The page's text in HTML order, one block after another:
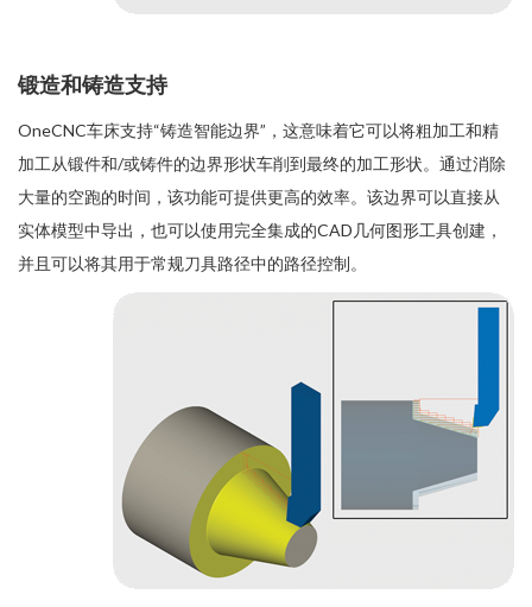
锻造和铸造支持
OneCNC车床支持“铸造智能边界”，这意味着它可以将粗加工和精
加工从锻件和/或铸件的边界形状车削到最终的加工形状。通过消除
大量的空跑的时间，该功能可提供更高的效率。该边界可以直接从
实体模型中导出，也可以使用完全集成的CAD几何图形工具创建，
并且可以将其用于常规刀具路径中的路径控制。